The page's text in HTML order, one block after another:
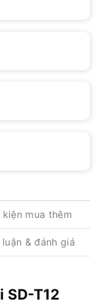
kiện mua thêm
luận & đánh giá
SD-T12